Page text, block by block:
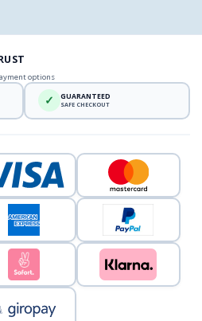
options
✓ GUARANTEED
SAFE CHECKOUT